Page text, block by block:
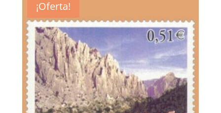
¡Oferta!